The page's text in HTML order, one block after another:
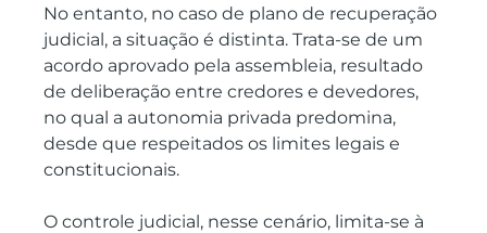
No entanto, no caso de plano de recuperação
judicial, a situação é distinta. Trata-se de um
acordo aprovado pela assembleia, resultado
de deliberação entre credores e devedores,
no qual a autonomia privada predomina,
desde que respeitados os limites legais e
constitucionais.
O controle judicial, nesse cenário, limita-se à